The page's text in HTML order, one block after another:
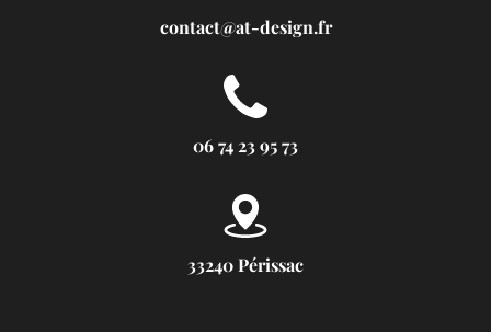
contact@at-design.fr
06 74 23 95 73
33240 Périssac